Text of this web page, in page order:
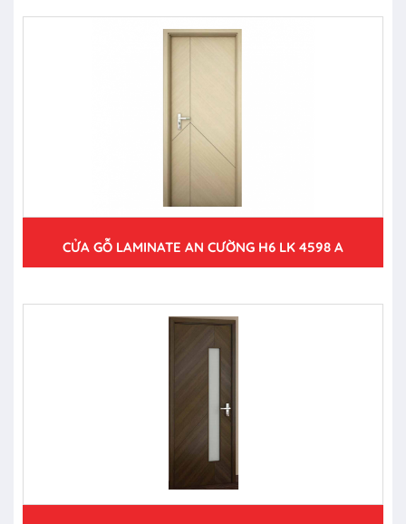
CỬA GỖ LAMINATE AN CƯỜNG H6 LK 4598 A